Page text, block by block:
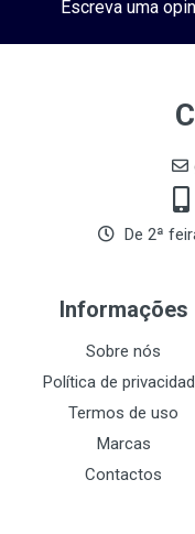
Escreva uma
De 2ª
Informações
Sobre nós
Política de
Termos de uso
Marcas
Contactos